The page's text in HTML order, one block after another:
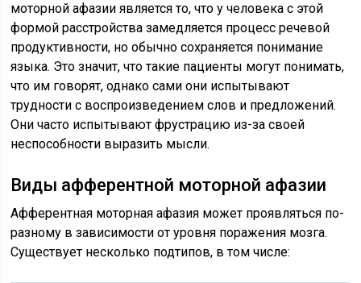
моторной афазии является то, что у человека с этой
формой расстройства замедляется процесс речевой
продуктивности, но обычно сохраняется понимание
языка. Это значит, что такие пациенты могут понимать,
что им говорят, однако сами они испытывают
трудности с воспроизведением слов и предложений.
Они часто испытывают фрустрацию из-за своей
неспособности выразить мысли.
Виды афферентной моторной афазии
Афферентная моторная афазия может проявляться по-
разному в зависимости от уровня поражения мозга.
Существует несколько подтипов, в том числе: